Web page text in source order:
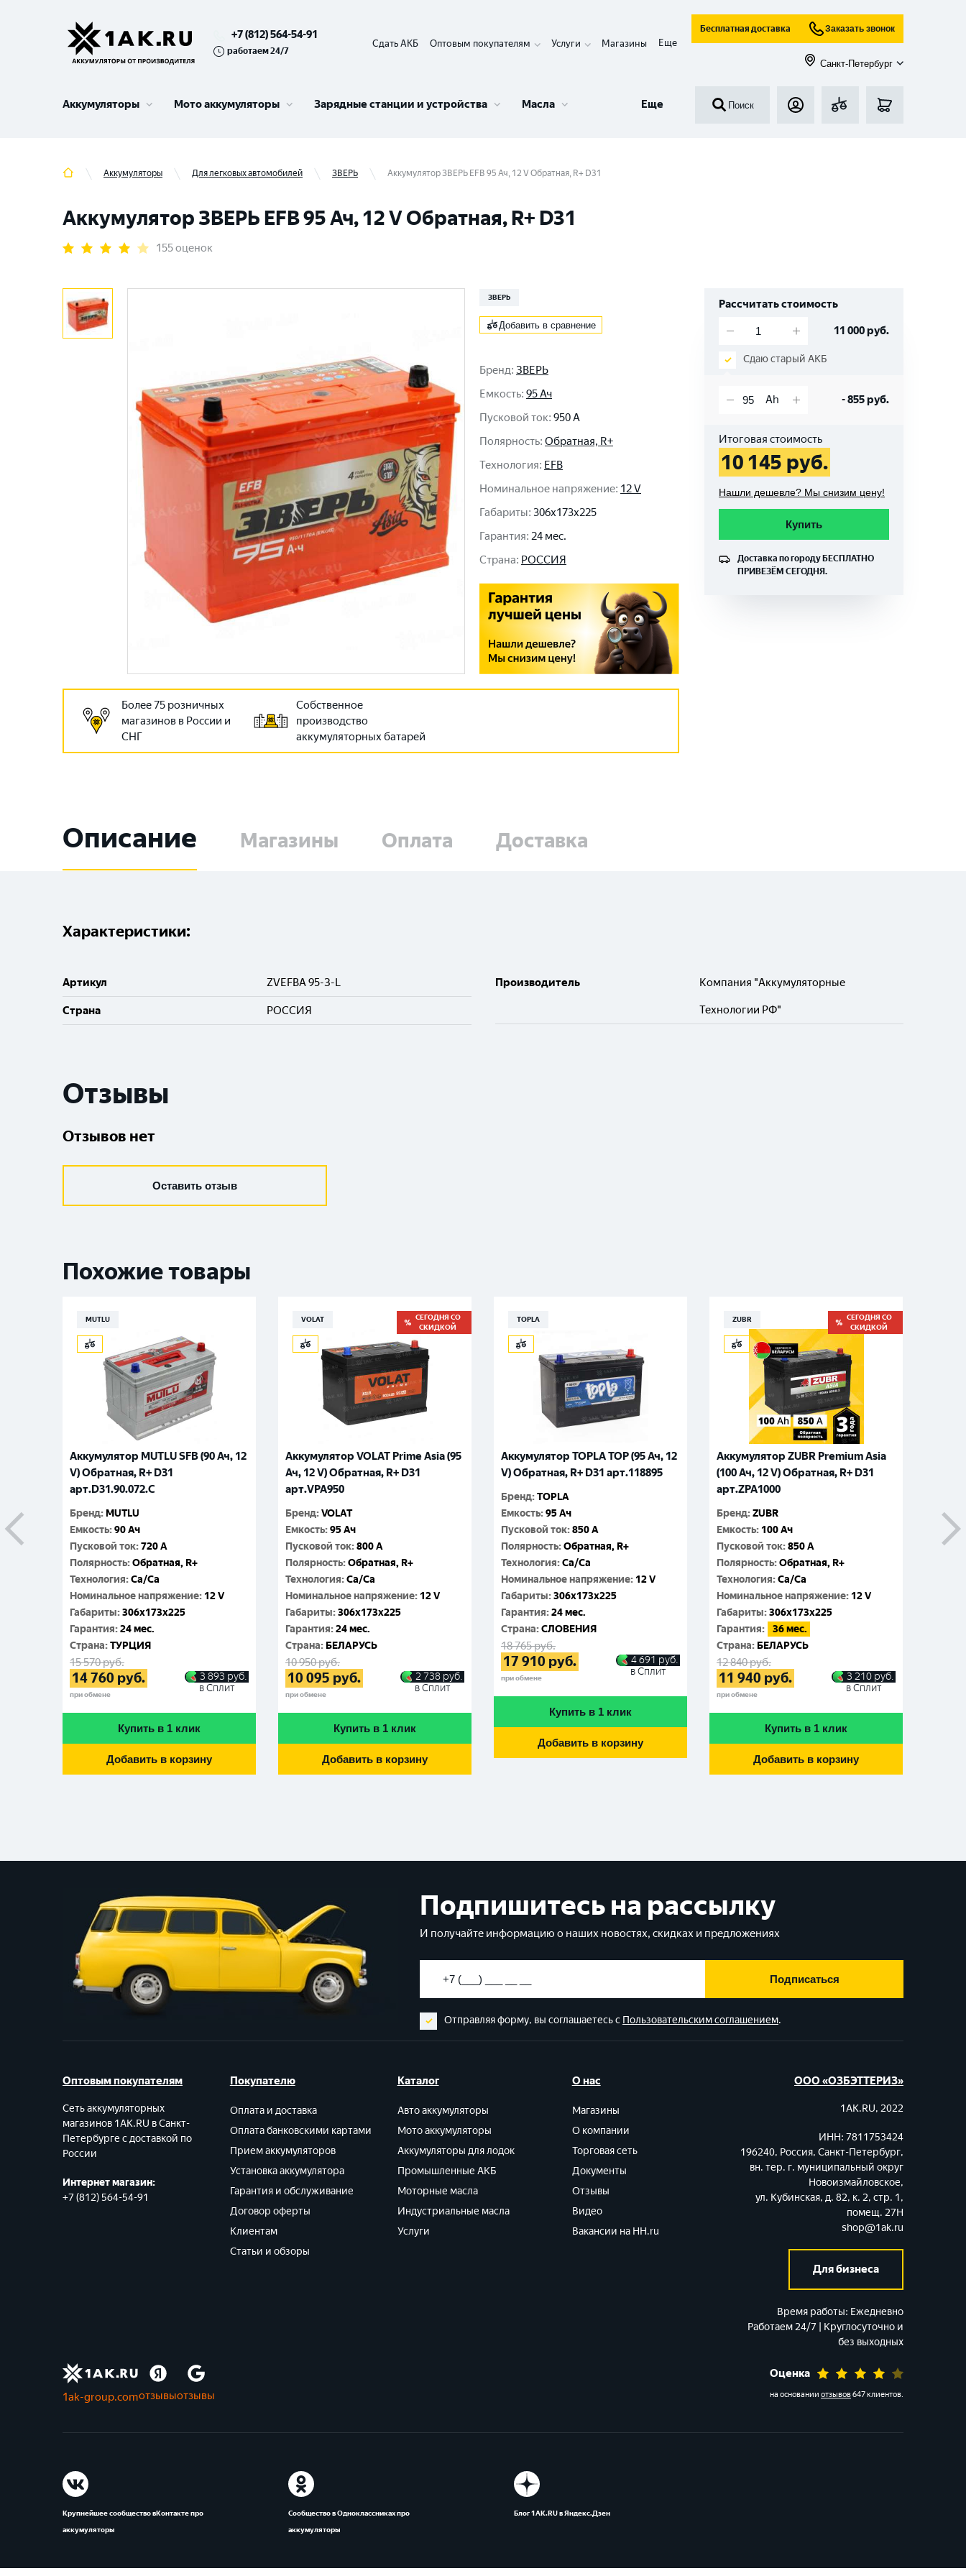
+7 (812) 564-54-91
работаем 24/7
Сдать АКБ Оптовым покупателям Услуги Магазины Еще
Бесплатная доставка Заказать звонок
Санкт-Петербург
Аккумуляторы Мото аккумуляторы Зарядные станции и устройства Масла Еще Поиск
Аккумуляторы Для легковых автомобилей ЗВЕРЬ Аккумулятор ЗВЕРЬ EFB 95 Ач, 12 V Обратная, R+ D31
Аккумулятор ЗВЕРЬ EFB 95 Ач, 12 V Обратная, R+ D31
155 оценок
ЗВЕРЬ
Добавить в сравнение
Бренд: ЗВЕРЬ
Емкость: 95 Ач
Пусковой ток: 950 A
Полярность: Обратная, R+
Технология: EFB
Номинальное напряжение: 12 V
Габариты: 306x173x225
Гарантия: 24 мес.
Cтрана: РОССИЯ
Рассчитать стоимость
11 000руб.
Сдаю старый АКБ
-855руб.
Итоговая стоимость
10 145 руб.
Нашли дешевле? Мы снизим цену!
Купить
Доставка по городу БЕСПЛАТНО
ПРИВЕЗЁМ СЕГОДНЯ.
Более 75 розничных
магазинов в России и
СНГ
Собственное
производство
аккумуляторных батарей
Описание Магазины Оплата Доставка
Характеристики:
Артикул ZVEFBA 95-З-L
Cтрана РОССИЯ
Производитель Компания "Аккумуляторные
Технологии РФ"
Отзывы
Отзывов нет
Оставить отзыв
Похожие товары
MUTLU
Аккумулятор MUTLU SFB (90 Ач, 12
V) Обратная, R+ D31
арт.D31.90.072.C
Бренд: MUTLU
Емкость:90 Ач
Пусковой ток:720 A
Полярность:Обратная, R+
Технология:Ca/Ca
Номинальное напряжение: 12 V
Габариты:306x173x225
Гарантия:24 мес.
Cтрана:ТУРЦИЯ
15 570руб.
14 760 руб.
при обмене
3 893 руб.
в Сплит
Купить в 1 клик
Добавить в корзину
VOLAT
СЕГОДНЯ СО
СКИДКОЙ
Аккумулятор VOLAT Prime Asia (95
Ач, 12 V) Обратная, R+ D31
арт.VPA950
Бренд:VOLAT
Емкость:95 Ач
Пусковой ток:800 A
Полярность:Обратная, R+
Технология:Ca/Ca
Номинальное напряжение: 12 V
Габариты:306x173x225
Гарантия:24 мес.
Cтрана: БЕЛАРУСЬ
10 950руб.
10 095 руб.
при обмене
2 738 руб.
в Сплит
Купить в 1 клик
Добавить в корзину
TOPLA
Аккумулятор TOPLA TOP (95 Ач, 12
V) Обратная, R+ D31 арт.118895
Бренд:TOPLA
Емкость:95 Ач
Пусковой ток:850 A
Полярность:Обратная, R+
Технология:Ca/Ca
Номинальное напряжение: 12 V
Габариты:306x173x225
Гарантия:24 мес.
Cтрана:СЛОВЕНИЯ
18 765руб.
17 910 руб.
при обмене
4 691 руб.
в Сплит
Купить в 1 клик
Добавить в корзину
ZUBR
СЕГОДНЯ СО
СКИДКОЙ
Аккумулятор ZUBR Premium Asia
(100 Ач, 12 V) Обратная, R+ D31
арт.ZPA1000
Бренд:ZUBR
Емкость: 100 Ач
Пусковой ток:850 A
Полярность:Обратная, R+
Технология:Ca/Ca
Номинальное напряжение: 12 V
Габариты:306x173x225
Гарантия:
36 мес.
Cтрана: БЕЛАРУСЬ
12 840руб.
11 940 руб.
при обмене
3 210 руб.
в Сплит
Купить в 1 клик
Добавить в корзину
Бренд
Подпишитесь на рассылку
И получайте информацию о наших новостях, скидках и предложениях
Подписаться
Отправляя форму, вы соглашаетесь с Пользовательским соглашением.
Оптовым покупателям
Сеть аккумуляторных
магазинов 1AK.RU в Санкт-
Петербурге с доставкой по
России
Интернет магазин:
+7 (812) 564-54-91
Покупателю
Оплата и доставка
Оплата банковскими картами
Прием аккумуляторов
Установка аккумулятора
Гарантия и обслуживание
Договор оферты
Клиентам
Статьи и обзоры
Каталог
Авто аккумуляторы
Мото аккумуляторы
Аккумуляторы для лодок
Промышленные АКБ
Моторные масла
Индустриальные масла
Услуги
О нас
Магазины
О компании
Торговая сеть
Документы
Отзывы
Видео
Вакансии на HH.ru
ООО «ОЗБЭТТЕРИЗ»
1AK.RU, 2022
ИНН: 7811753424
196240, Россия, Санкт-Петербург,
вн. тер. г. муниципальный округ
Новоизмайловское,
ул. Кубинская, д. 82, к. 2, стр. 1,
помещ. 27Н
shop@1ak.ru
Для бизнеса
Время работы: Ежедневно
Работаем 24/7 | Круглосуточно и
без выходных
1ak-group.comотзывыотзывы
Оценка
на основании отзывов647 клиентов.
Крупнейшее сообщество вКонтакте про
аккумуляторы
Сообщество в Одноклассниках про
аккумуляторы
Блог 1АК.RU в Яндекс.Дзен
Москва